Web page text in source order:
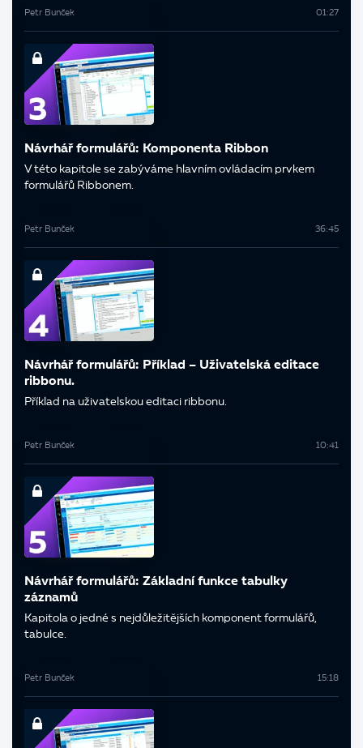
Petr Bunček 01:27
Návrhář formulářů: Komponenta Ribbon
V této kapitole se zabýváme hlavním ovládacím prvkem
formulářů Ribbonem.
Petr Bunček 36:45
Návrhář formulářů: Příklad – Uživatelská editace
ribbonu.
Příklad na uživatelskou editaci ribbonu.
Petr Bunček 10:41
Návrhář formulářů: Základní funkce tabulky
záznamů
Kapitola o jedné s nejdůležitějších komponent formulářů,
tabulce.
Petr Bunček 15:18